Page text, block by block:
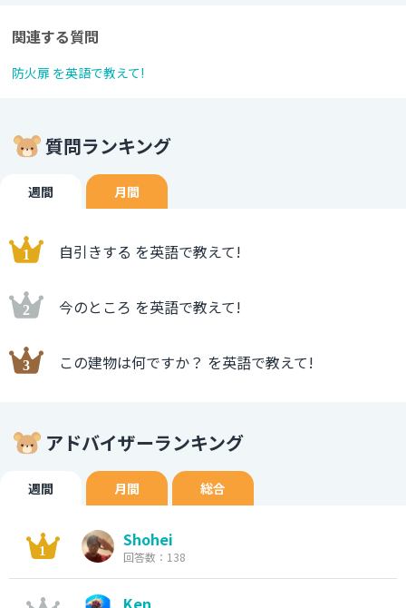
関連する質問
防火扉 を英語で教えて!
質問ランキング
週間 月間
自引きする を英語で教えて!
今のところ を英語で教えて!
この建物は何ですか？ を英語で教えて!
アドバイザーランキング
週間 月間 総合
Shohei
回答数：138
Ken